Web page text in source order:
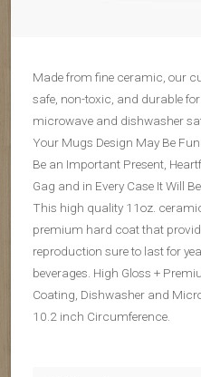
Made from fine ceramic, our
safe, non-toxic, and durable
microwave and dishwasher
Your Mugs Design May Be
Be an Important Present,
Gag and in Every Case It Will
This high quality 11oz.
premium hard coat that
reproduction sure to last for
beverages. High Gloss +
Coating, Dishwasher and
10.2 inch Circumference.